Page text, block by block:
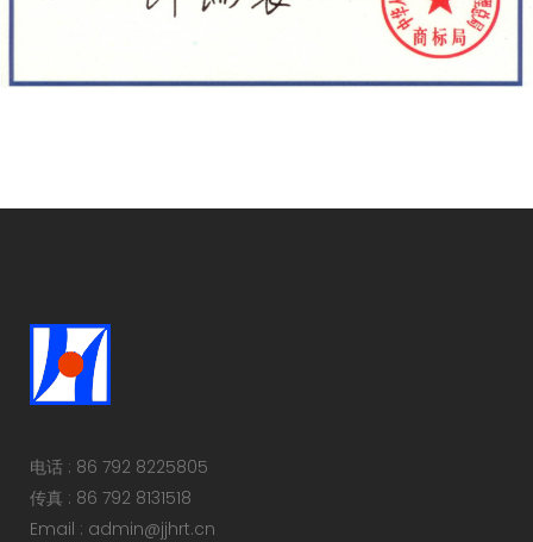
电话 : 86 792 8225805
传真 : 86 792 8131518
Email : admin@jjhrt.cn